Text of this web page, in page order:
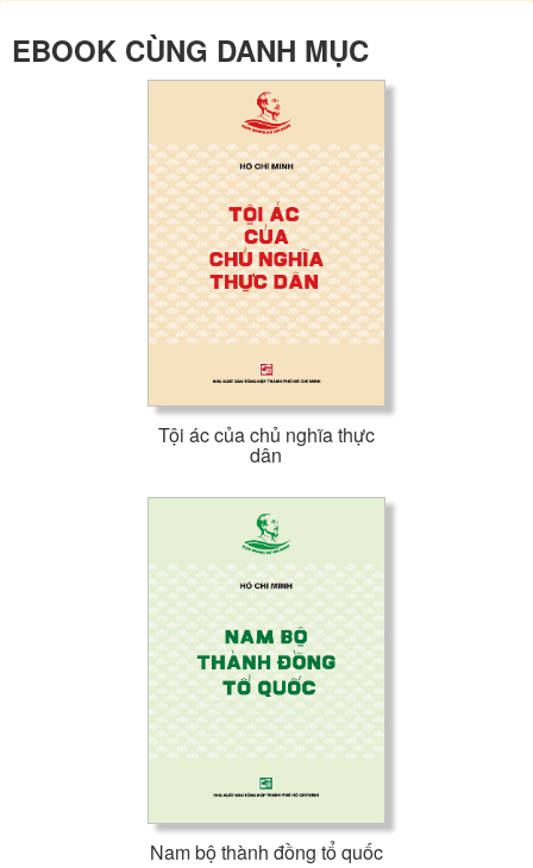
EBOOK CÙNG DANH MỤC
Tội ác của chủ nghĩa thực
dân
Nam bộ thành đồng tổ quốc